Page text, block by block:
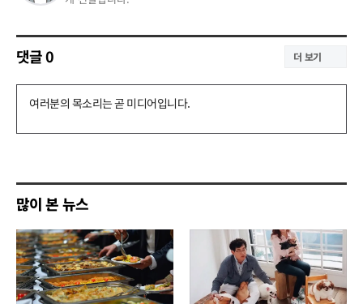
댓글0 더 보기
댓
기
많이 본 뉴스